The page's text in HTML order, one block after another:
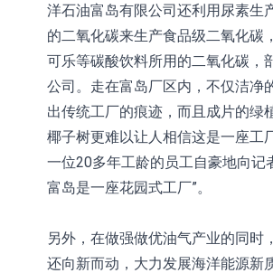
洋石油富岛有限公司还利用尿素生
的二氧化碳来生产食品级二氧化碳
可乐等碳酸饮料所用的二氧化碳，
公司。走在富岛厂区内，不仅洁净
出传统工厂的痕迹，而且成片的绿
椰子树更难以让人相信这是一座工
一位20多年工龄的员工自豪地向记
富岛是一座花园式工厂”。
另外，在做强做优油气产业的同时
还向新而动，大力发展海洋能源新